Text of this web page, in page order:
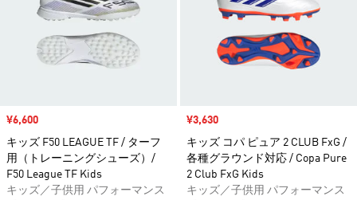
セール価格
¥6,600
キッズ F50 LEAGUE TF / ターフ
用（トレーニングシューズ）/
F50 League TF Kids
キッズ／子供用 パフォーマンス
セール価格
¥3,630
キッズ コパ ピュア 2 CLUB FxG /
各種グラウンド対応 / Copa Pure
2 Club FxG Kids
キッズ／子供用 パフォーマンス